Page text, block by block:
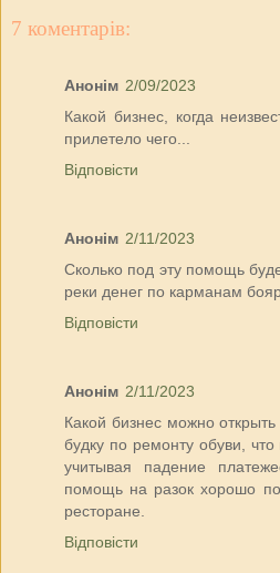
7 коментарів:
Анонім 2/09/2023
Какой бизнес, когда
прилетело чего...
Відповісти
Анонім 2/11/2023
Сколько под эту помощь
реки денег по карманам
Відповісти
Анонім 2/11/2023
Какой бизнес можно
будку по ремонту обуви, что
учитывая падение
помощь на разок хорошо
ресторане.
Відповісти